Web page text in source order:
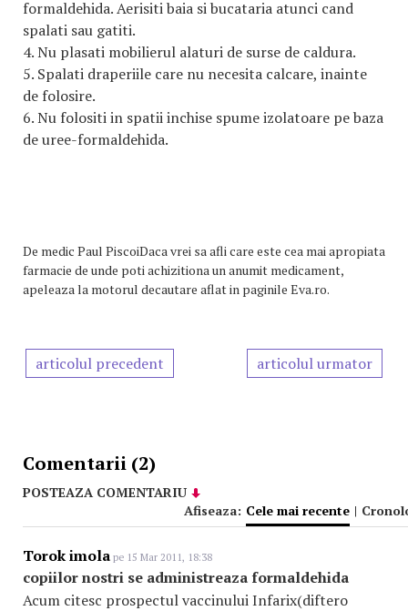
formaldehida. Aerisiti baia si bucataria atunci cand
spalati sau gatiti.
4. Nu plasati mobilierul alaturi de surse de caldura.
5. Spalati draperiile care nu necesita calcare, inainte
de folosire.
6. Nu folositi in spatii inchise spume izolatoare pe baza
de uree-formaldehida.
De medic Paul PiscoiDaca vrei sa afli care este cea mai apropiata
farmacie de unde poti achizitiona un anumit medicament,
apeleaza la motorul decautare aflat in paginile Eva.ro.
articolul precedent articolul urmator
Comentarii (2)
POSTEAZA COMENTARIU
Afiseaza: Cele mai recente |
Torok imola pe 15 Mar 2011, 18:38
copiilor nostri se administreaza formaldehida
Acum citesc prospectul vaccinului Infarix(diftero